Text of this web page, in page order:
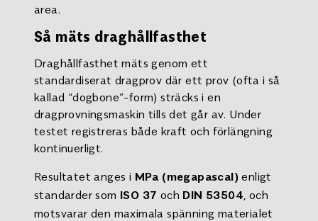
area.
Så mäts draghållfasthet
Draghållfasthet mäts genom ett
standardiserat dragprov där ett prov (ofta i så
kallad “dogbone”-form) sträcks i en
dragprovningsmaskin tills det går av. Under
testet registreras både kraft och förlängning
kontinuerligt.
Resultatet anges i MPa (megapascal) enligt
standarder som
ISO 37 och DIN 53504 , och
motsvarar den maximala spänning materialet